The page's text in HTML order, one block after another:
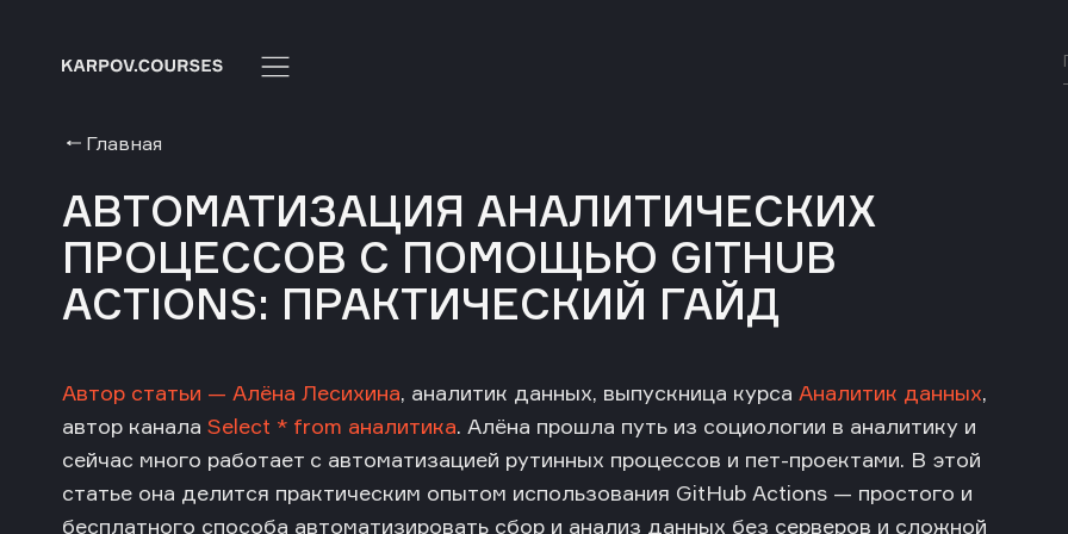
Главная
АВТОМАТИЗАЦИЯ АНАЛИТИЧЕСКИХ
ПРОЦЕССОВ С ПОМОЩЬЮ GITHUB
ACTIONS: ПРАКТИЧЕСКИЙ ГАЙД
Автор статьи — Алёна Лесихина, аналитик данных, выпускница курса Аналитик данных,
автор канала Select * from аналитика. Алёна прошла путь из социологии в аналитику и
сейчас много работает с автоматизацией рутинных процессов и пет-проектами. В этой
статье она делится практическим опытом использования GitHub Actions — простого и
бесплатного способа автоматизировать сбор и анализ данных без серверов и сложной